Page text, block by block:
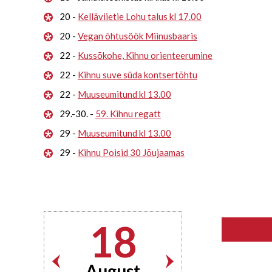
20 - Kelläviietie Lohu talus kl 17.00
20 - Vegan õhtusöök Miinusbaaris
22 - Kussõkohe, Kihnu orienteerumine
22 - Kihnu suve süda kontsertõhtu
22 - Muuseumitund kl 13.00
29.-30. - 59. Kihnu regatt
29 - Muuseumitund kl 13.00
29 - Kihnu Poisid 30 Jõujaamas
18